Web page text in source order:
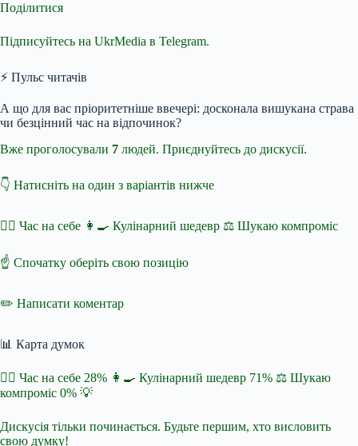
Поділитися
Підписуйтесь на UkrMedia в Telegram.
⚡ Пульс читачів
А що для вас пріоритетніше ввечері: досконала вишукана страва
чи безцінний час на відпочинок?
Вже проголосували 7 людей. Приєднуйтесь до дискусії.
👇 Натисніть на один з варіантів нижче
🧘‍♀️ Час на себе 👩‍🍳 Кулінарний шедевр ⚖️ Шукаю компроміс
☝️ Спочатку оберіть свою позицію
✏️ Написати коментар
📊 Карта думок
🧘‍♀️ Час на себе 28% 👩‍🍳 Кулінарний шедевр 71% ⚖️ Шукаю
компроміс 0% 💡
Дискусія тільки починається. Будьте першим, хто висловить
свою думку!